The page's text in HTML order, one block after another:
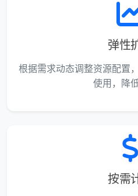
弹性
根据需求动态调整资源配置
使用，降
按需